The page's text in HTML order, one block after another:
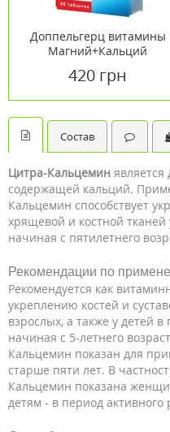
Доппельгерц витамины
Магний+Кальций
420 грн
Состав
Цитра-Кальцемин является
содержащей кальций.
Кальцемин способствует
хрящевой и костной тканей
начиная с пятилетнего
Рекомендации по
Рекомендуется как
укреплению костей и
взрослых, а также у детей в
начиная с 5-летнего
Кальцемин показан для
старше пяти лет. В
Кальцемин показана
детям - в период активного